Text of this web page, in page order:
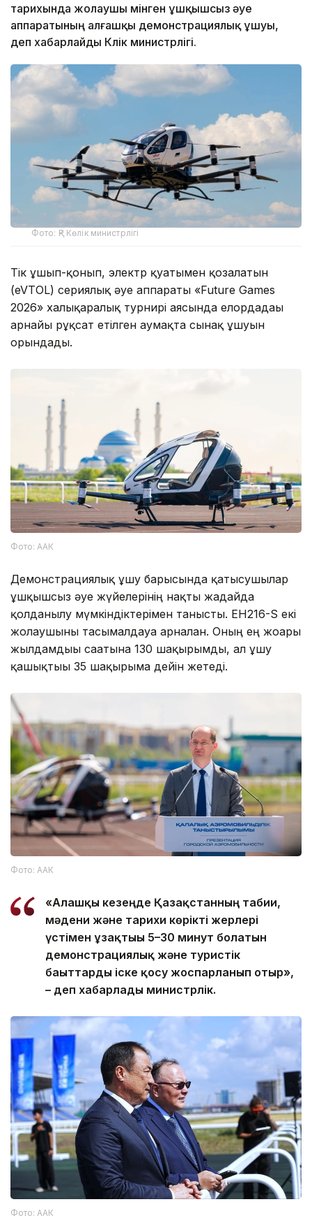
тарихында жолаушы мінген ұшқышсыз әуе
аппаратының алғашқы демонстрациялық ұшуы,
деп хабарлайды Көлік министрлігі.
Фото: ҚР Көлік министрлігі
Тік ұшып-қонып, электр қуатымен қозғалатын
(eVTOL) сериялық әуе аппараты «Future Games
2026» халықаралық турнирі аясында елордадағы
арнайы рұқсат етілген аумақта сынақ ұшуын
орындады.
Фото: ААК
Демонстрациялық ұшу барысында қатысушылар
ұшқышсыз әуе жүйелерінің нақты жағдайда
қолданылу мүмкіндіктерімен танысты. EH216-S екі
жолаушыны тасымалдауға арналған. Оның ең жоғары
жылдамдығы сағатына 130 шақырымды, ал ұшу
қашықтығы 35 шақырымға дейін жетеді.
Фото: ААК
«Алғашқы кезеңде Қазақстанның табиғи,
мәдени және тарихи көрікті жерлері
үстімен ұзақтығы 5–30 минут болатын
демонстрациялық және туристік
бағыттарды іске қосу жоспарланып отыр»,
– деп хабарлады министрлік.
Фото: ААК